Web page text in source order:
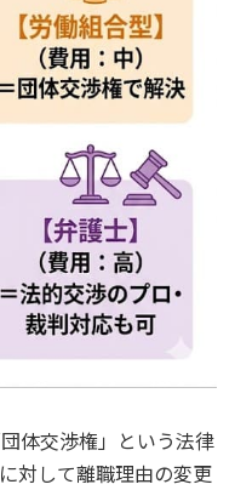
体交渉権」という法律
対して離職理由の変更